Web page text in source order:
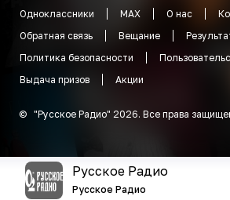
Одноклассники
MAX О нас
Обратная связь
Вещание
Политика безопасности
Выдача призов
Акции
© "Русское Радио" 2026. Все права
Русское Радио
Русское Радио